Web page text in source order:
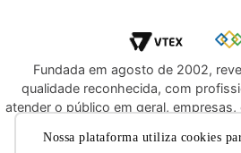
Nossa plataforma utiliza cookies
Fundada em agosto de 2002,
qualidade reconhecida, com
atender o público em geral,
oportunidade de adquirir